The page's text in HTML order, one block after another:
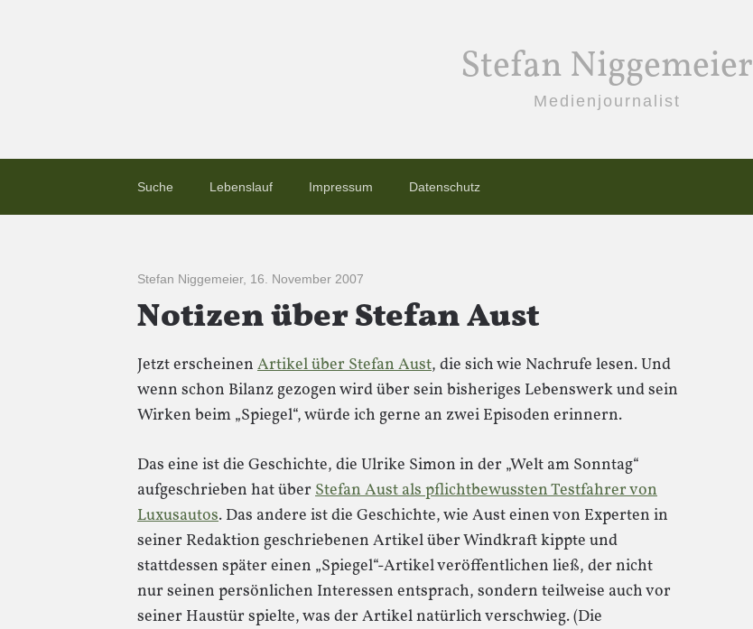
Stefan Niggemeier
Medienjournalist
Suche Lebenslauf Impressum Datenschutz
Stefan Niggemeier, 16. November 2007
Notizen über Stefan Aust
Jetzt erscheinen Artikel über Stefan Aust, die sich wie Nachrufe lesen. Und
wenn schon Bilanz gezogen wird über sein bisheriges Lebenswerk und sein
Wirken beim „Spiegel“, würde ich gerne an zwei Episoden erinnern.
Das eine ist die Geschichte, die Ulrike Simon in der „Welt am Sonntag“
aufgeschrieben hat über Stefan Aust als pflichtbewussten Testfahrer von
Luxusautos. Das andere ist die Geschichte, wie Aust einen von Experten in
seiner Redaktion geschriebenen Artikel über Windkraft kippte und
stattdessen später einen „Spiegel“-Artikel veröffentlichen ließ, der nicht
nur seinen persönlichen Interessen entsprach, sondern teilweise auch vor
seiner Haustür spielte, was der Artikel natürlich verschwieg. (Die